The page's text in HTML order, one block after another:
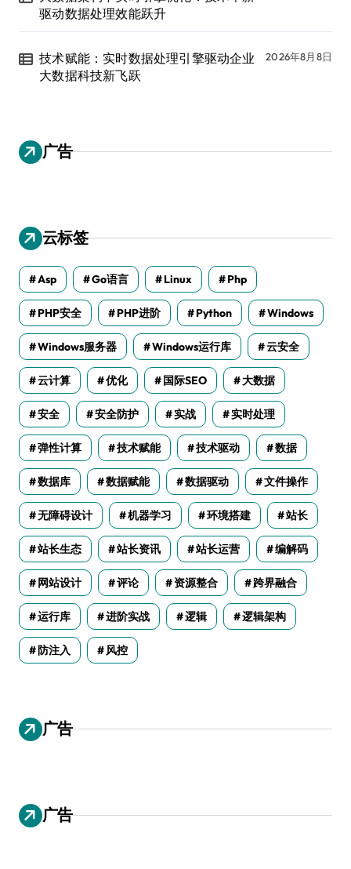
驱动数据处理效能跃升
技术赋能：实时数据处理引擎驱动企业
大数据科技新飞跃
2026年8月8日
广告
云标签
Asp Go语言 Linux Php
PHP安全 PHP进阶 Python Windows
Windows服务器 Windows运行库 云安全
云计算 优化 国际SEO 大数据
安全 安全防护 实战 实时处理
弹性计算 技术赋能 技术驱动 数据
数据库 数据赋能 数据驱动 文件操作
无障碍设计 机器学习 环境搭建 站长
站长生态 站长资讯 站长运营 编解码
网站设计 评论 资源整合 跨界融合
运行库 进阶实战 逻辑 逻辑架构
防注入 风控
广告
广告